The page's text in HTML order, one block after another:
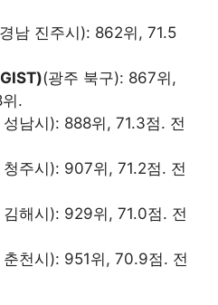
남 진주시): 862위, 71.5
(광주 북구): 867위,
.
성남시): 888위, 71.3점. 전
청주시): 907위, 71.2점. 전
김해시): 929위, 71.0점. 전
춘천시): 951위, 70.9점. 전